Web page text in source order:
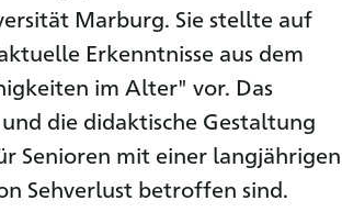
Marburg. Sie stellte auf
Erkenntnisse aus dem
im Alter" vor. Das
die didaktische Gestaltung
Senioren mit einer langjährigen
Sehverlust betroffen sind.